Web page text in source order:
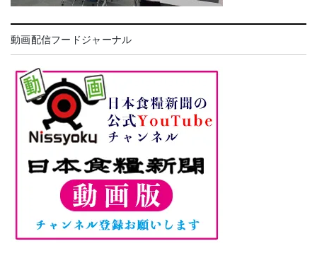
動画配信フードジャーナル